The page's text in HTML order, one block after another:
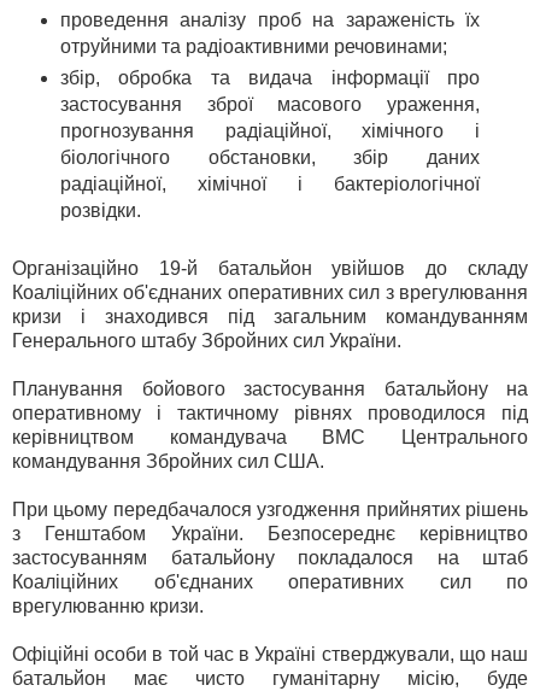
проведення аналізу проб на зараженість їх
отруйними та радіоактивними речовинами;
збір, обробка та видача інформації про
застосування зброї масового ураження,
прогнозування радіаційної, хімічного і
біологічного обстановки, збір даних
радіаційної, хімічної і бактеріологічної
розвідки.
Організаційно 19-й батальйон увійшов до складу
Коаліційних об'єднаних оперативних сил з врегулювання
кризи і знаходився під загальним командуванням
Генерального штабу Збройних сил України.
Планування бойового застосування батальйону на
оперативному і тактичному рівнях проводилося під
керівництвом командувача ВМС Центрального
командування Збройних сил США.
При цьому передбачалося узгодження прийнятих рішень
з Генштабом України. Безпосереднє керівництво
застосуванням батальйону покладалося на штаб
Коаліційних об'єднаних оперативних сил по
врегулюванню кризи.
Офіційні особи в той час в Україні стверджували, що наш
батальйон має чисто гуманітарну місію, буде